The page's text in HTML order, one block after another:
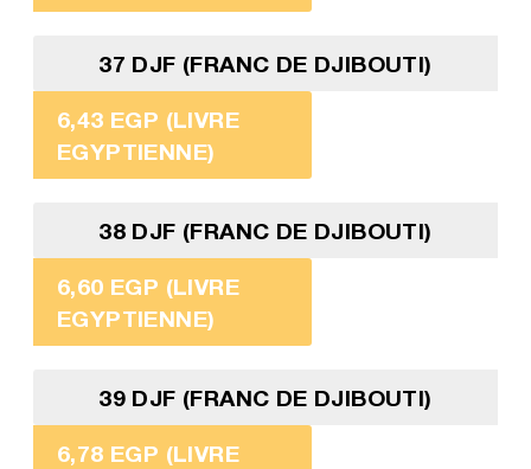
37 DJF (FRANC DE DJIBOUTI)
6,43 EGP (LIVRE
EGYPTIENNE)
38 DJF (FRANC DE DJIBOUTI)
6,60 EGP (LIVRE
EGYPTIENNE)
39 DJF (FRANC DE DJIBOUTI)
6,78 EGP (LIVRE